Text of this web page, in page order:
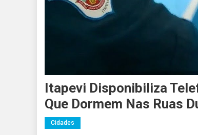
Itapevi Disponibiliza
Que Dormem Nas Ruas
Cidades